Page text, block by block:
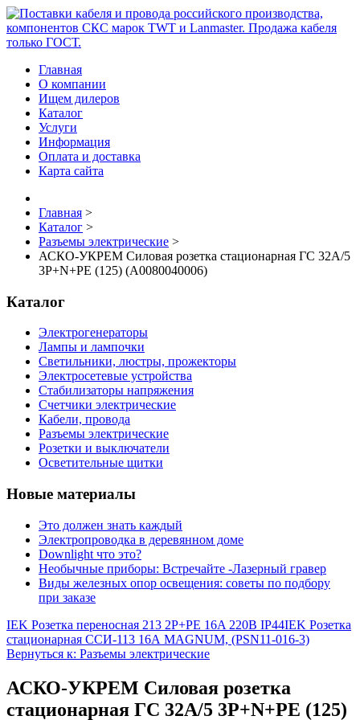
Главная
О компании
Ищем дилеров
Каталог
Услуги
Информация
Оплата и доставка
Карта сайта
Главная >
Каталог >
Разъемы электрические >
АСКО-УКРЕМ Силовая розетка стационарная ГC 32А/5
3Р+N+РЕ (125) (A0080040006)
Каталог
Электрогенераторы
Лампы и лампочки
Светильники, люстры, прожекторы
Электросетевые устройства
Стабилизаторы напряжения
Счетчики электрические
Кабели, провода
Разъемы электрические
Розетки и выключатели
Осветительные щитки
Новые материалы
Это должен знать каждый
Электропроводка в деревянном доме
Downlight что это?
Необычные приборы: Встречайте -Лазерный гравер
Виды железных опор освещения: советы по подбору
при заказе
IEK Розетка переносная 213 2P+PE 16A 220В IP44IEK Розетка
стационарная ССИ-113 16А MAGNUM, (PSN11-016-3)
Вернуться к: Разъемы электрические
АСКО-УКРЕМ Силовая розетка
стационарная ГC 32А/5 3Р+N+РЕ (125)